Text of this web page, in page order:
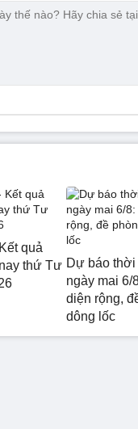
quả
thứ Tư Dự báo thời
ngày mai 6/
diện rộng,
dông lốc